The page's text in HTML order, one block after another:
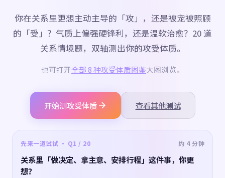
你在关系里更想主动主导的「攻」，还是被宠被照顾
的「受」？气质上偏强硬锋利，还是温软治愈？20 道
关系情境题，双轴测出你的攻受体质。
也可打开全部 8 种攻受体质图鉴大图浏览。
开始测攻受体质 查看其他测试
先来一道试试 · Q1 / 20 约 4 分钟
关系里「做决定、拿主意、安排行程」这件事，你更
想？